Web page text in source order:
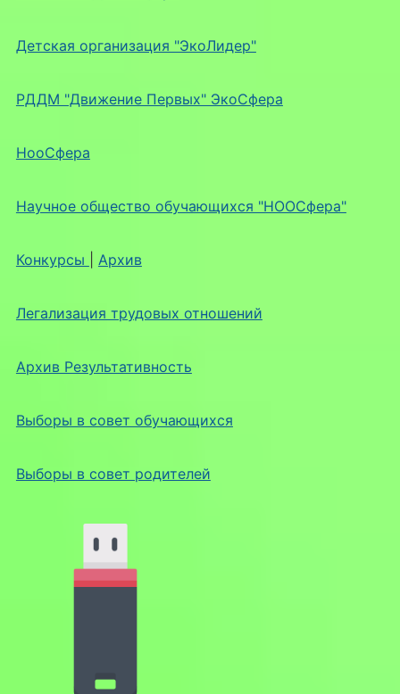
Детская организация "ЭкоЛидер"
РДДМ "Движение Первых" ЭкоСфера
НооСфера
Научное общество обучающихся "НООСфера"
Конкурсы Архив
Легализация трудовых отношений
Архив Результативность
Выборы в совет обучающихся
Выборы в совет родителей